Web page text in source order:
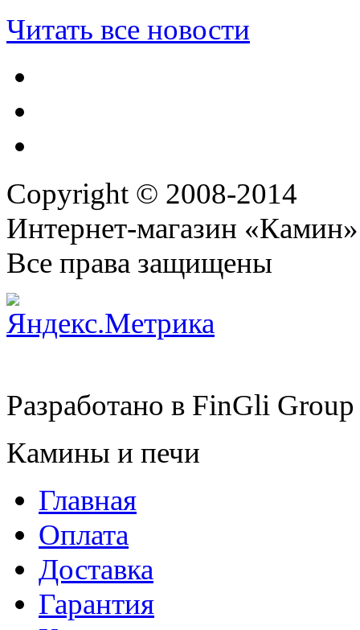
Читать все новости
Copyright © 2008-2014
Интернет-магазин «Камин»
Все права защищены
Разработано в FinGli Group
Камины и печи
Главная
Оплата
Доставка
Гарантия